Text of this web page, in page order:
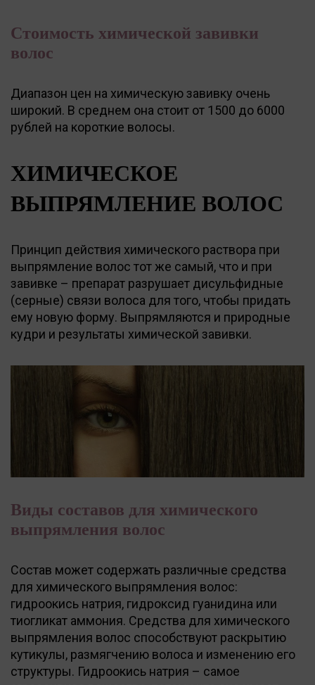
Стоимость химической завивки
волос
Диапазон цен на химическую завивку очень
широкий. В среднем она стоит от 1500 до 6000
рублей на короткие волосы.
ХИМИЧЕСКОЕ
ВЫПРЯМЛЕНИЕ ВОЛОС
Принцип действия химического раствора при
выпрямление волос тот же самый, что и при
завивке – препарат разрушает дисульфидные
(серные) связи волоса для того, чтобы придать
ему новую форму. Выпрямляются и природные
кудри и результаты химической завивки.
Виды составов для химического
выпрямления волос
Состав может содержать различные средства
для химического выпрямления волос:
гидроокись натрия, гидроксид гуанидина или
тиогликат аммония. Средства для химического
выпрямления волос способствуют раскрытию
кутикулы, размягчению волоса и изменению его
структуры. Гидроокись натрия – самое